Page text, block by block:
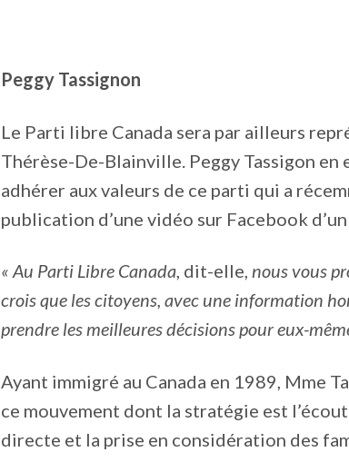
Peggy Tassignon
Le Parti libre Canada sera par ailleurs
Thérèse-De-Blainville. Peggy Tassigon
adhérer aux valeurs de ce parti qui a
publication d’une vidéo sur Facebook
« Au Parti Libre Canada, dit-elle, nous vous
crois que les citoyens, avec une information
prendre les meilleures décisions pour eux-
Ayant immigré au Canada en 1989, Mme
ce mouvement dont la stratégie est
directe et la prise en considération des